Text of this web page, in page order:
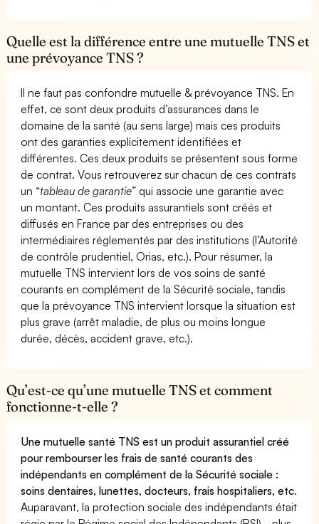
Quelle est la différence entre une mutuelle TNS et
une prévoyance TNS ?
Il ne faut pas confondre mutuelle & prévoyance TNS. En
effet, ce sont deux produits d’assurances dans le
domaine de la santé (au sens large) mais ces produits
ont des garanties explicitement identifiées et
différentes. Ces deux produits se présentent sous forme
de contrat. Vous retrouverez sur chacun de ces contrats
un “tableau de garantie” qui associe une garantie avec
un montant. Ces produits assurantiels sont créés et
diffusés en France par des entreprises ou des
intermédiaires réglementés par des institutions (l’Autorité
de contrôle prudentiel, Orias, etc.). Pour résumer, la
mutuelle TNS intervient lors de vos soins de santé
courants en complément de la Sécurité sociale, tandis
que la prévoyance TNS intervient lorsque la situation est
plus grave (arrêt maladie, de plus ou moins longue
durée, décès, accident grave, etc.).
Qu’est-ce qu’une mutuelle TNS et comment
fonctionne-t-elle ?
Une mutuelle santé TNS est un produit assurantiel créé
pour rembourser les frais de santé courants des
indépendants en complément de la Sécurité sociale :
soins dentaires, lunettes, docteurs, frais hospitaliers, etc.
Auparavant, la protection sociale des indépendants était